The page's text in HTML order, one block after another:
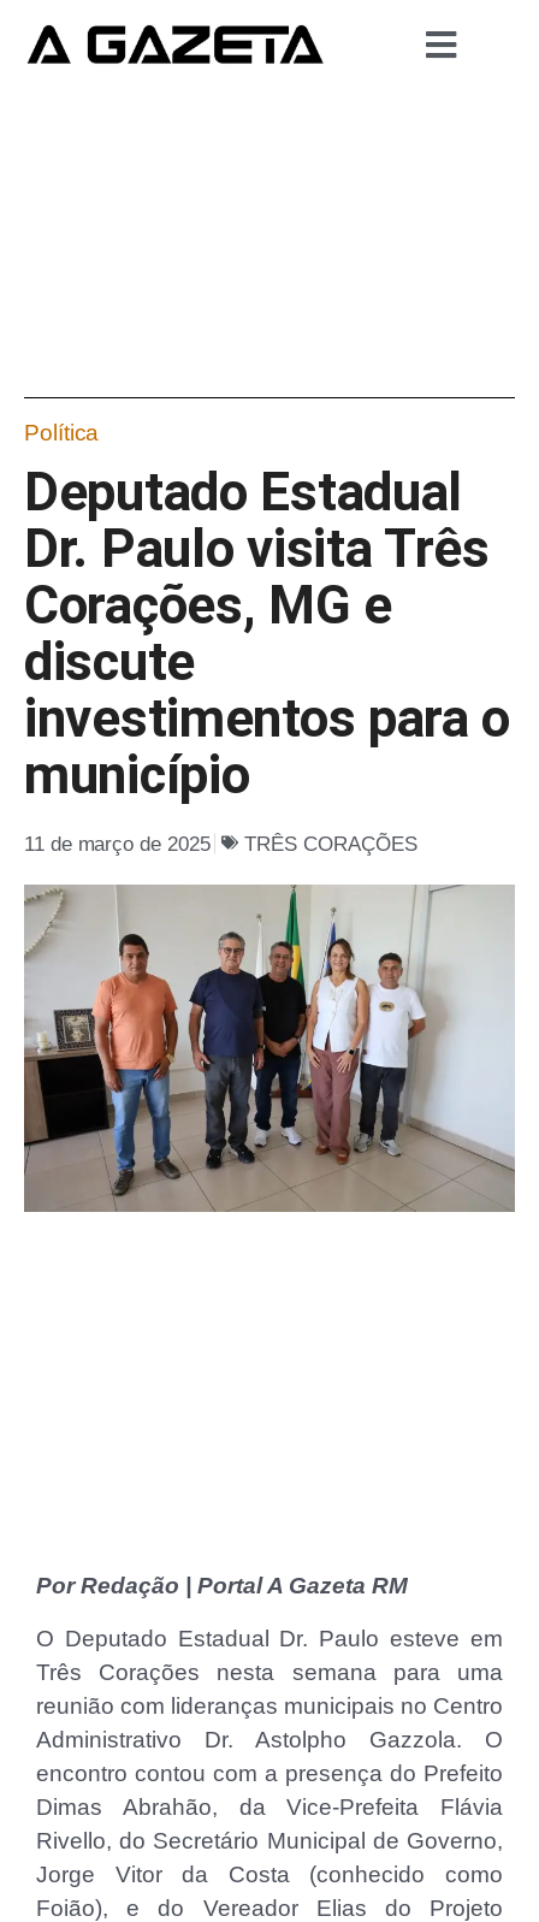
Política
Deputado Estadual
Dr. Paulo visita Três
Corações, MG e
discute
investimentos para o
município
11 de março de 2025 TRÊS CORAÇÕES
Por Redação | Portal A Gazeta RM
O Deputado Estadual Dr. Paulo esteve em
Três Corações nesta semana para uma
reunião com lideranças municipais no Centro
Administrativo Dr. Astolpho Gazzola. O
encontro contou com a presença do Prefeito
Dimas Abrahão, da Vice-Prefeita Flávia
Rivello, do Secretário Municipal de Governo,
Jorge Vitor da Costa (conhecido como
Foião), e do Vereador Elias do Projeto